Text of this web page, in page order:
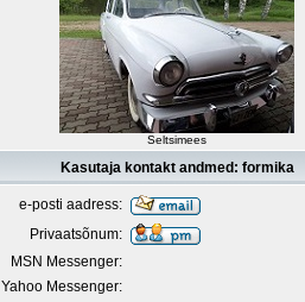
Seltsimees
Kasutaja kontakt andmed: formika
e-posti aadress:
Privaatsõnum:
MSN Messenger:
Yahoo Messenger: